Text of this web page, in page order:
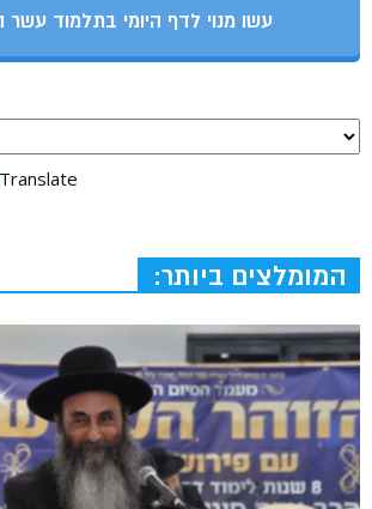
עשו מנוי לדף היומי בתלמוד עשר
Translate
המומלצים ביותר: